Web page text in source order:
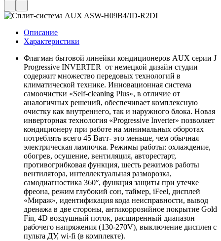
Описание
Характеристики
Флагман бытовой линейки кондиционеров AUX серии J
Progressive INVERTER от немецкой дизайн студии
содержит множество передовых технологий в
климатической технике. Инновационная система
самоочистки «Self-cleaning Plus», в отличие от
аналогичных решений, обеспечивает комплексную
очистку как внутреннего, так и наружного блока. Новая
инверторная технология «Progressive Inverter» позволяет
кондиционеру при работе на минимальных оборотах
потреблять всего 45 Ватт- это меньше, чем обычная
электрическая лампочка. Режимы работы: охлаждение,
обогрев, осушение, вентиляция, авторестарт,
противогрибковая функция, шесть режимов работы
вентилятора, интеллектуальная разморозка,
самодиагностика 360°, функция защиты при утечке
фреона, режим глубокий сон, таймер, iFeel, дисплей
«Мираж», идентификация кода неисправности, вывод
дренажа в две стороны, антикоррозийное покрытие Gold
Fin, 4D воздушный поток, расширенный диапазон
рабочего напряжения (130-270V), выключение дисплея с
пульта ДУ, wi-fi (в комплекте).